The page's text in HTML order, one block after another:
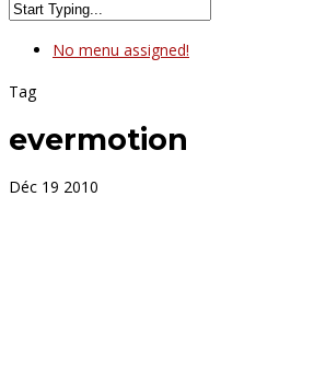
No menu assigned!
Tag
evermotion
Déc 19 2010